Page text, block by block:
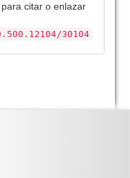
citar o enlazar
30104